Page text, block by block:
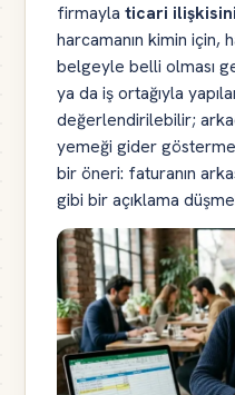
firmayla ticari
harcamanın kimin için,
belgeyle belli olması
ya da iş ortağıyla
değerlendirilebilir;
yemeği gider
bir öneri: faturanın
gibi bir açıklama